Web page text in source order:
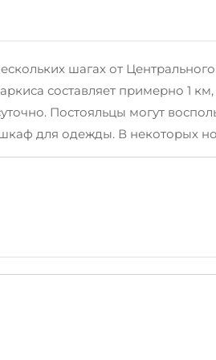
шагах от
составляет примерно 1
Постояльцы могут
для одежды. В некоторых
белье.В окружающем районе
центр «Ледяной Куб» и